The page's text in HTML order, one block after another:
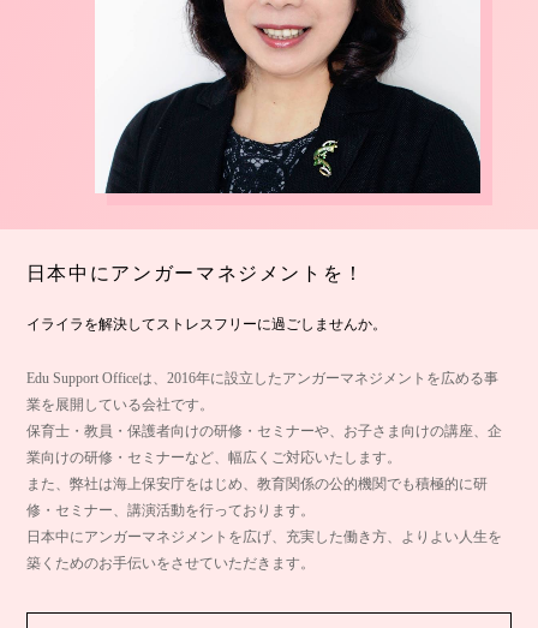
日本中にアンガーマネジメントを！
イライラを解決してストレスフリーに過ごしませんか。
Edu Support Officeは、2016年に設立したアンガーマネジメントを広める事
業を展開している会社です。
保育士・教員・保護者向けの研修・セミナーや、お子さま向けの講座、企
業向けの研修・セミナーなど、幅広くご対応いたします。
また、弊社は海上保安庁をはじめ、教育関係の公的機関でも積極的に研
修・セミナー、講演活動を行っております。
日本中にアンガーマネジメントを広げ、充実した働き方、よりよい人生を
築くためのお手伝いをさせていただきます。